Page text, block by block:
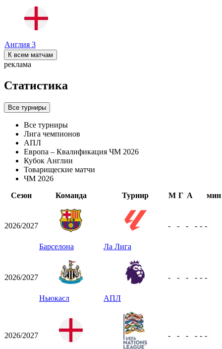
Англия 3
К всем матчам
реклама
Статистика
Все турниры
Все турниры
Лига чемпионов
АПЛ
Европа – Квалификация ЧМ 2026
Кубок Англии
Товарищеские матчи
ЧМ 2026
Сезон
Команда Турнир М Г А мин
2026/2027
Барселона Ла Лига
- - - - - -
2026/2027
Ньюкасл АПЛ
- - - - - -
2026/2027 - - - - - -